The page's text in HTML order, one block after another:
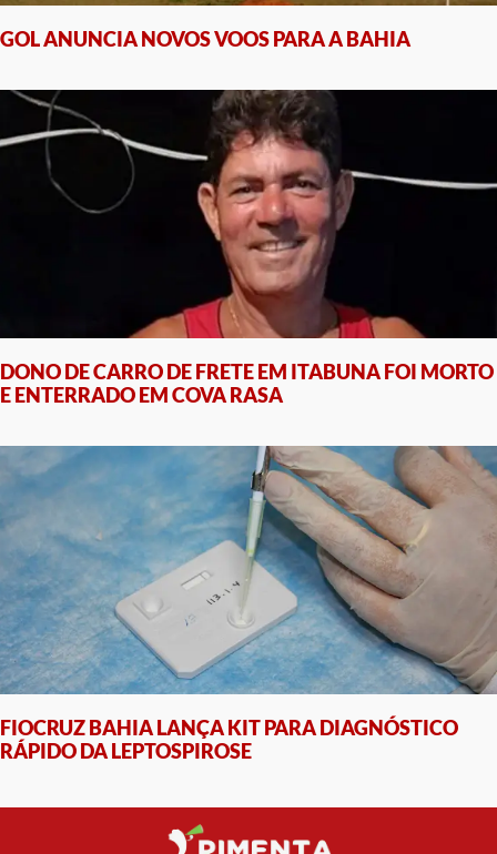
GOL ANUNCIA NOVOS VOOS PARA A BAHIA
DONO DE CARRO DE FRETE EM ITABUNA FOI MORTO
E ENTERRADO EM COVA RASA
FIOCRUZ BAHIA LANÇA KIT PARA DIAGNÓSTICO
RÁPIDO DA LEPTOSPIROSE